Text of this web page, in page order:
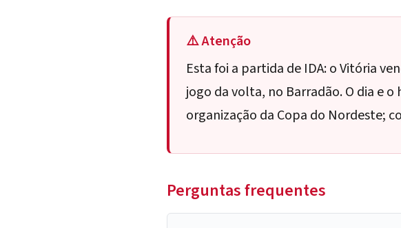
⚠️ Atenção
Esta foi a partida de IDA: o Vitória
jogo da volta, no Barradão. O dia e
organização da Copa do Nordeste;
Perguntas frequentes